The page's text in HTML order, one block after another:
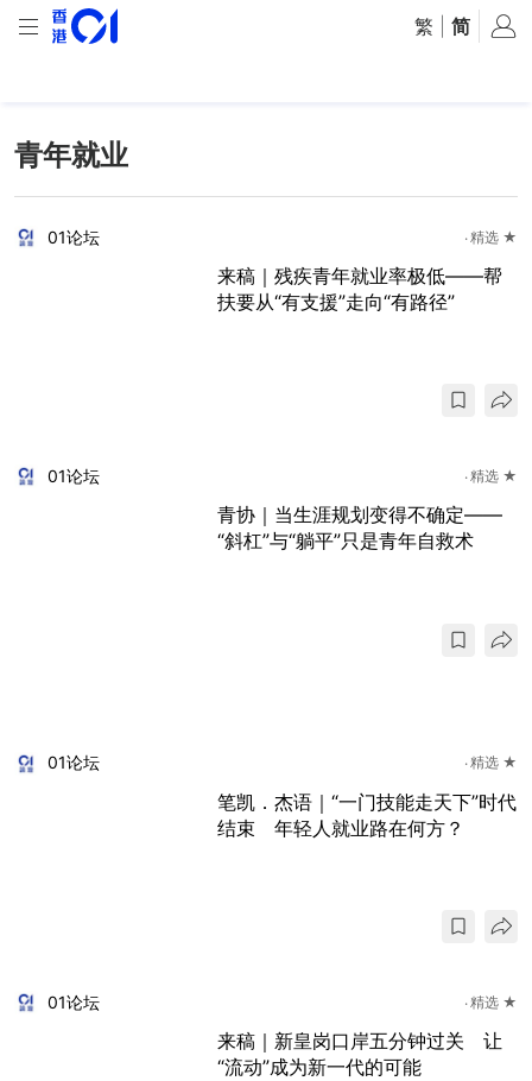
繁 简
青年就业
01论坛 精选 ★
来稿｜残疾青年就业率极低——帮
扶要从“有支援”走向“有路径”
01论坛 精选 ★
青协｜当生涯规划变得不确定——
“斜杠”与“躺平”只是青年自救术
01论坛 精选 ★
笔凯．杰语｜“一门技能走天下”时代
结束 年轻人就业路在何方？
01论坛 精选 ★
来稿｜新皇岗口岸五分钟过关 让
“流动”成为新一代的可能